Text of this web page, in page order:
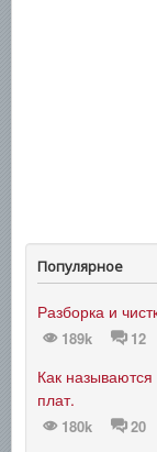
Популярное
Разборка и
189k 12
Как
плат.
180k 20